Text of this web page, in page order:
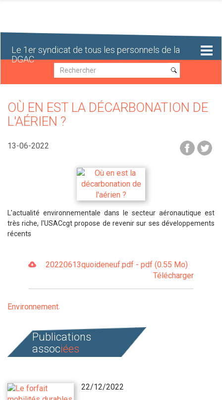
Le 1er syndicat de tous les personnels de la
DGAC
Recherche
Recherche
OÙ EN EST LA DÉCARBONATION DE
L'AÉRIEN ?
13-06-2022
L'actualité environnementale dans le secteur aéronautique est
très riche, l'USACcgt propose de revenir sur ses développements
récents
20220613quoideneuf.pdf - pdf (0.55 Mo)
Télécharger
Environnement
Publications
associées
22/12/2022